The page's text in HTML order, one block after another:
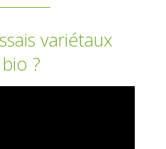
variétaux
?